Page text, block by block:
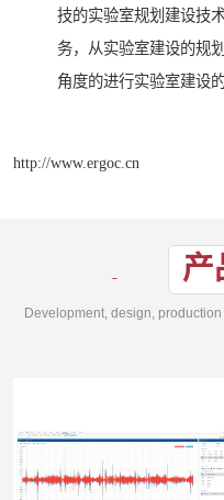
技的实验室规划建设技
务，从实验室建设的规
角度的进行实验室建设
http://www.ergoc.cn
产